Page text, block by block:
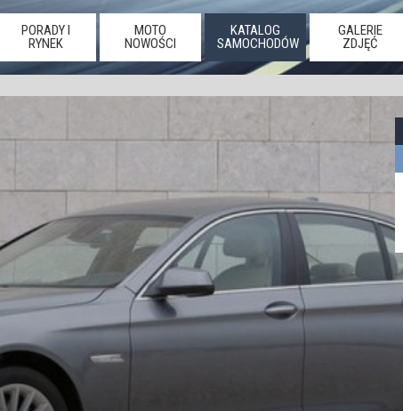
PORADY I
RYNEK
MOTO
NOWOŚCI
KATALOG
SAMOCHODÓW
GALERIE
ZDJĘĆ